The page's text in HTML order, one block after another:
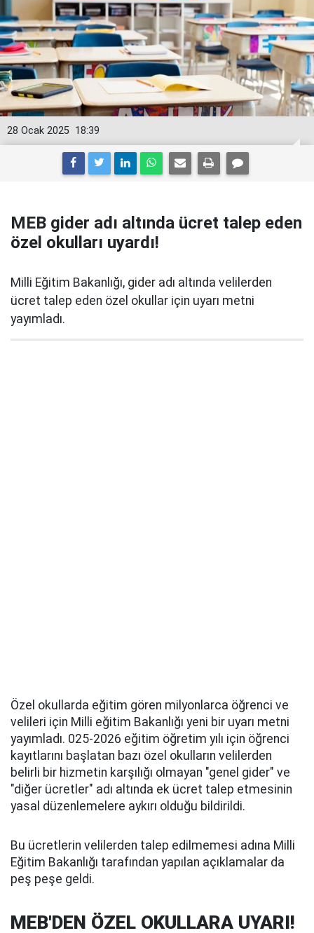
18:39
28 Ocak 2025
MEB gider adı altında ücret talep eden
özel okulları uyardı!
Milli Eğitim Bakanlığı, gider adı altında velilerden
ücret talep eden özel okullar için uyarı metni
yayımladı.
Özel okullarda eğitim gören milyonlarca öğrenci ve
velileri için Milli eğitim Bakanlığı yeni bir uyarı metni
yayımladı. 025-2026 eğitim öğretim yılı için öğrenci
kayıtlarını başlatan bazı özel okulların velilerden
belirli bir hizmetin karşılığı olmayan "genel gider" ve
"diğer ücretler" adı altında ek ücret talep etmesinin
yasal düzenlemelere aykırı olduğu bildirildi.
Bu ücretlerin velilerden talep edilmemesi adına Milli
Eğitim Bakanlığı tarafından yapılan açıklamalar da
peş peşe geldi.
MEB'DEN ÖZEL OKULLARA UYARI!